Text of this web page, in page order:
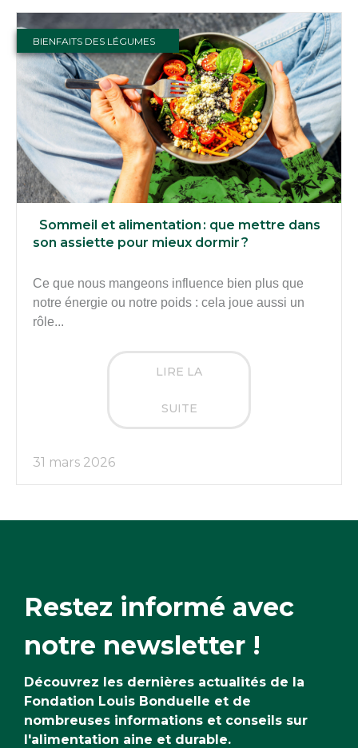
BIENFAITS DES LÉGUMES
Sommeil et alimentation : que mettre dans
son assiette pour mieux dormir ?
Ce que nous mangeons influence bien plus que
notre énergie ou notre poids : cela joue aussi un
rôle...
LIRE LA
SUITE
31 mars 2026
Restez informé avec
notre newsletter !
Découvrez les dernières actualités de la
Fondation Louis Bonduelle et de
nombreuses informations et conseils sur
l'alimentation aine et durable.